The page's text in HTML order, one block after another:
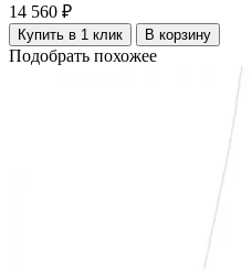
14 560 ₽
Купить в 1 клик В корзину
Подобрать похожее